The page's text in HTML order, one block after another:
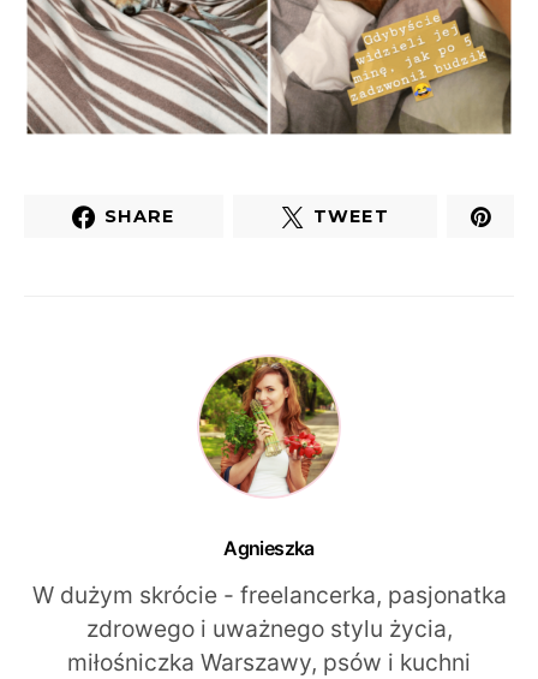
SHARE TWEET
Agnieszka
W dużym skrócie - freelancerka, pasjonatka
zdrowego i uważnego stylu życia,
miłośniczka Warszawy, psów i kuchni